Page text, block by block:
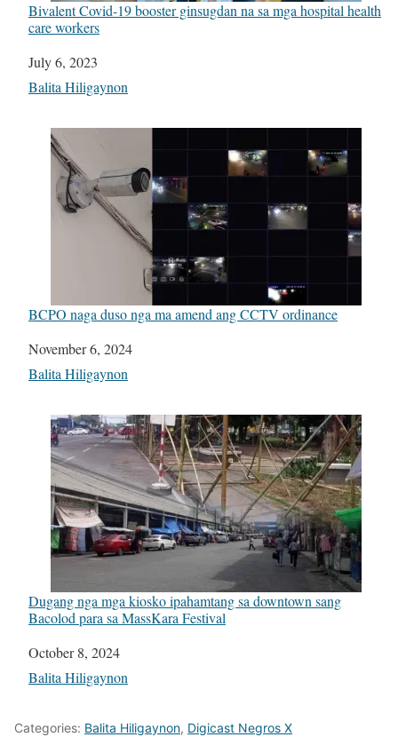
Bivalent Covid-19 booster ginsugdan na sa mga hospital health
care workers
Date
July 6, 2023
In relation to
Balita Hiligaynon
BCPO naga duso nga ma amend ang CCTV ordinance
Date
November 6, 2024
In relation to
Balita Hiligaynon
Dugang nga mga kiosko ipahamtang sa downtown sang
Bacolod para sa MassKara Festival
Date
October 8, 2024
In relation to
Balita Hiligaynon
Categories: Balita Hiligaynon, Digicast Negros X